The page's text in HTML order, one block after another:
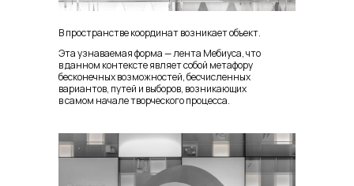
Эта узнаваемая форма — лента Мебиуса, что
в данном контексте являет собой метафору
бесконечных возможностей, бесчисленных
вариантов, путей и выборов, возникающих
в самом начале творческого процесса.
В пространстве координат возникает объект.